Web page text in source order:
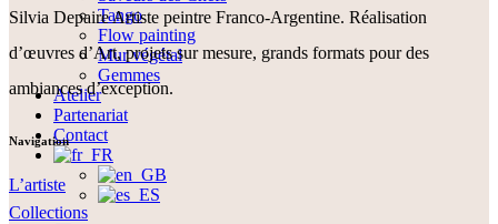
Tango
Flow painting
Mur végétal
Gemmes
Atelier
Partenariat
Contact
Silvia Depaire Artiste peintre Franco-Argentine. Réalisation
d’œuvres d’Art, projets sur mesure, grands formats pour des
ambiances d’exception.
Navigation
L’artiste
Collections